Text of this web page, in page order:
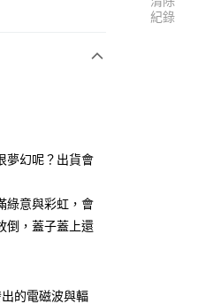
夢幻呢？出貨會
綠意與彩虹，會
倒，蓋子蓋上還
的電磁波與輻
紀錄